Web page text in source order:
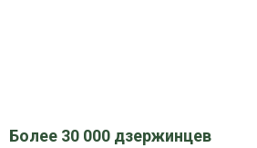
Более 30 000 дзержинцев